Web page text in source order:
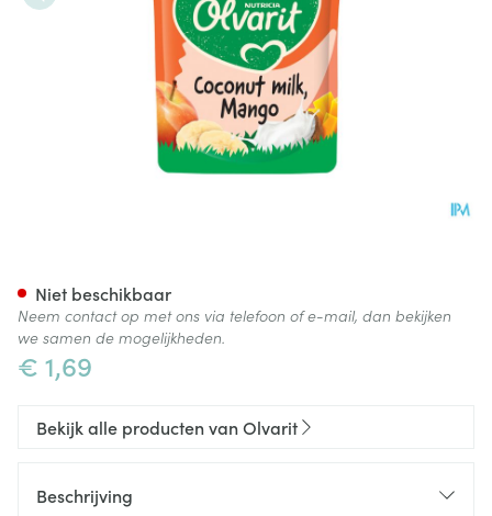
€ 1,69
Niet beschikbaar
Neem contact op met ons via telefoon of e-mail, dan bekijken
we samen de mogelijkheden.
Bekijk alle producten van Olvarit
Beschrijving